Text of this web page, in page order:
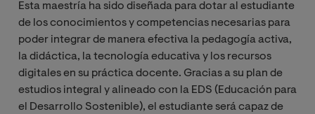
Esta maestría ha sido diseñada para dotar al estudiante
de los conocimientos y competencias necesarias para
poder integrar de manera efectiva la pedagogía activa,
la didáctica, la tecnología educativa y los recursos
digitales en su práctica docente. Gracias a su plan de
estudios integral y alineado con la EDS (Educación para
el Desarrollo Sostenible), el estudiante será capaz de